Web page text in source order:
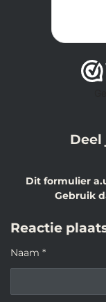
Deel
Dit formulier
Gebruik
Reactie
Naam *